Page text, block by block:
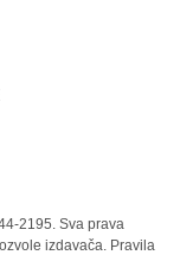
2195. Sva prava
izdavača. Pravila